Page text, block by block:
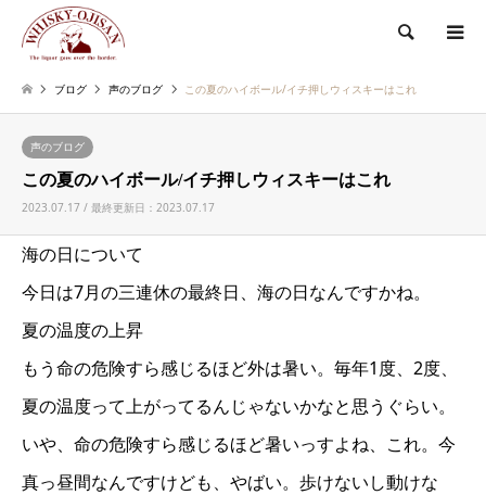
検索
ブログ 声のブログ この夏のハイボール/イチ押しウィスキーはこれ
声のブログ
この夏のハイボール/イチ押しウィスキーはこれ
2023.07.17 / 最終更新日：2023.07.17
海の日について
今日は7月の三連休の最終日、海の日なんですかね。
夏の温度の上昇
もう命の危険すら感じるほど外は暑い。毎年1度、2度、
夏の温度って上がってるんじゃないかなと思うぐらい。
いや、命の危険すら感じるほど暑いっすよね、これ。今
真っ昼間なんですけども、やばい。歩けないし動けな